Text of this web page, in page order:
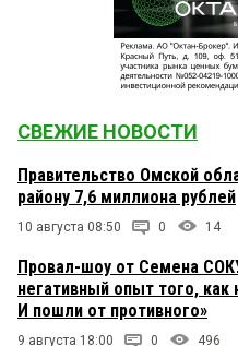
СВЕЖИЕ НОВОСТИ
Правительство Омской
району 7,6 миллиона рублей
10 августа 08:50 0 14
Провал-шоу от Семена
негативный опыт того, как
И пошли от противного»
9 августа 18:00 0 496